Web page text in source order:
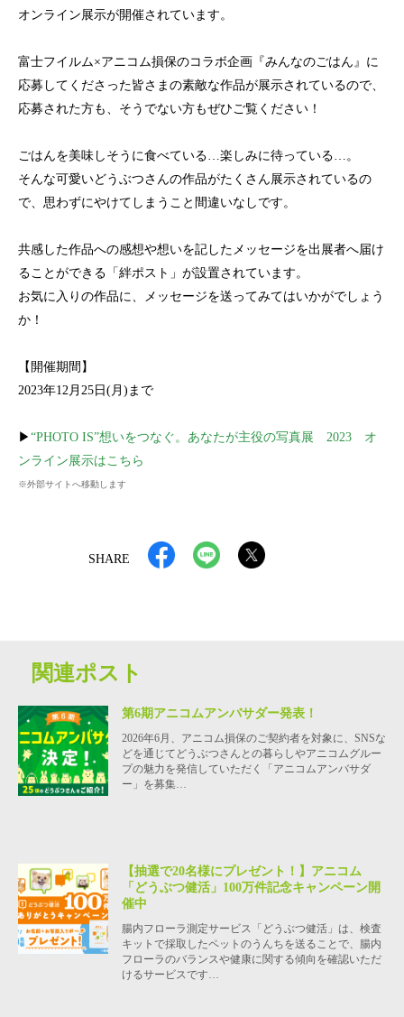
オンライン展示が開催されています。
富士フイルム×アニコム損保のコラボ企画『みんなのごはん』に
応募してくださった皆さまの素敵な作品が展示されているので、
応募された方も、そうでない方もぜひご覧ください！
ごはんを美味しそうに食べている…楽しみに待っている…。
そんな可愛いどうぶつさんの作品がたくさん展示されているの
で、思わずにやけてしまうこと間違いなしです。
共感した作品への感想や想いを記したメッセージを出展者へ届け
ることができる「絆ポスト」が設置されています。
お気に入りの作品に、メッセージを送ってみてはいかがでしょう
か！
【開催期間】
2023年12月25日(月)まで
▶ “PHOTO IS”想いをつなぐ。あなたが主役の写真展 2023 オ
ンライン展示はこちら
※外部サイトへ移動します
SHARE
関連ポスト
第6期アニコムアンバサダー発表！
2026年6月、アニコム損保のご契約者を対象に、SNSな
どを通じてどうぶつさんとの暮らしやアニコムグルー
プの魅力を発信していただく「アニコムアンバサダ
ー」を募集…
【抽選で20名様にプレゼント！】アニコム
「どうぶつ健活」100万件記念キャンペーン開
催中
腸内フローラ測定サービス「どうぶつ健活」は、検査
キットで採取したペットのうんちを送ることで、腸内
フローラのバランスや健康に関する傾向を確認いただ
けるサービスです…